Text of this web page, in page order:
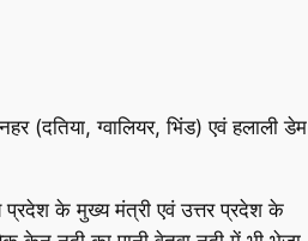
(दतिया, ग्वालियर, भिंड) एवं हलाली डेम
प्रदेश के मुख्य मंत्री एवं उत्तर प्रदेश के